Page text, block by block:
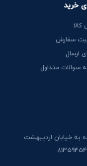
به خیابان اردیبهشت
خرید
سفارش
ارسال
سوالات متداول